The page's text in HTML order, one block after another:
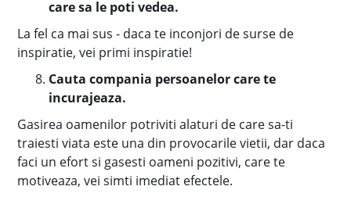
care sa le poti vedea.
La fel ca mai sus - daca te inconjori de surse de
inspiratie, vei primi inspiratie!
Cauta compania persoanelor care te
incurajeaza.
Gasirea oamenilor potriviti alaturi de care sa-ti
traiesti viata este una din provocarile vietii, dar daca
faci un efort si gasesti oameni pozitivi, care te
motiveaza, vei simti imediat efectele.